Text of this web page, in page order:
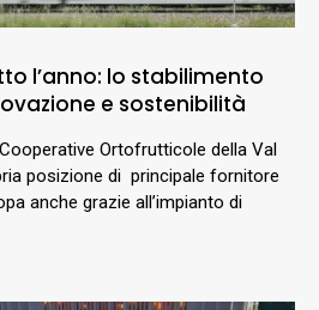
l’anno: lo stabilimento
e sostenibilità
Ortofrutticole della Val
posizione di principale fornitore
anche grazie all’impianto di